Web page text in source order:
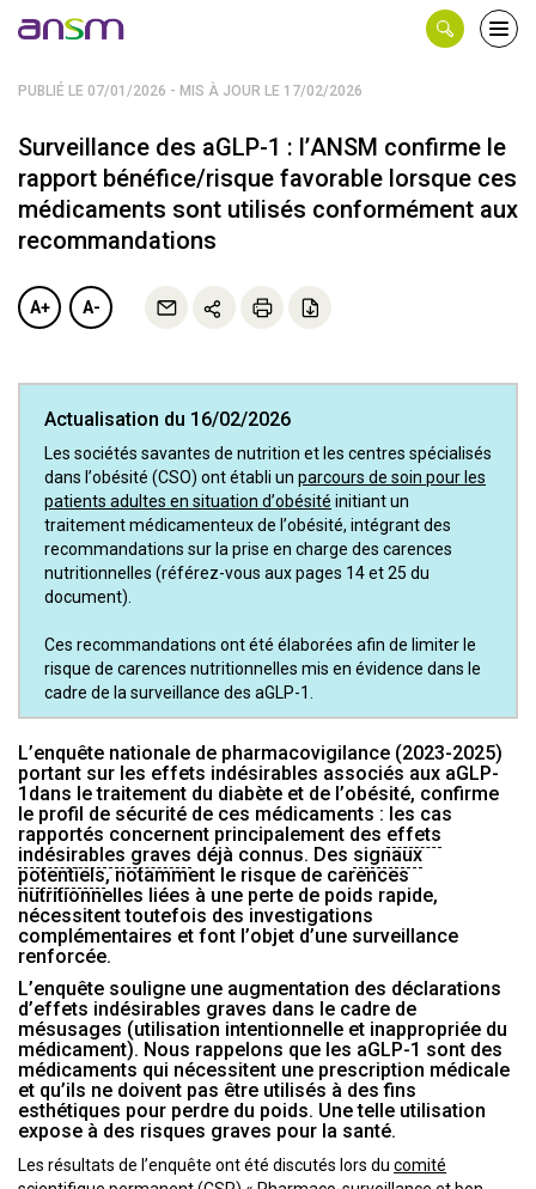
PUBLIÉ LE 07/01/2026 - MIS À JOUR LE 17/02/2026
Surveillance des aGLP-1 : l’ANSM confirme le
rapport bénéfice/risque favorable lorsque ces
médicaments sont utilisés conformément aux
recommandations
A+ A-
Actualisation du 16/02/2026
Les sociétés savantes de nutrition et les centres spécialisés
dans l’obésité (CSO) ont établi un parcours de soin pour les
patients adultes en situation d’obésité initiant un
traitement médicamenteux de l’obésité, intégrant des
recommandations sur la prise en charge des carences
nutritionnelles (référez-vous aux pages 14 et 25 du
document).
Ces recommandations ont été élaborées afin de limiter le
risque de carences nutritionnelles mis en évidence dans le
cadre de la surveillance des aGLP-1.
L’enquête nationale de pharmacovigilance (2023-2025)
portant sur les effets indésirables associés aux aGLP-
1dans le traitement du diabète et de l’obésité, confirme
le profil de sécurité de ces médicaments : les cas
rapportés concernent principalement des effets
indésirables graves déjà connus. Des signaux
potentiels, notamment le risque de carences
nutritionnelles liées à une perte de poids rapide,
nécessitent toutefois des investigations
complémentaires et font l’objet d’une surveillance
renforcée.
L’enquête souligne une augmentation des déclarations
d’effets indésirables graves dans le cadre de
mésusages (utilisation intentionnelle et inappropriée du
médicament). Nous rappelons que les aGLP-1 sont des
médicaments qui nécessitent une prescription médicale
et qu’ils ne doivent pas être utilisés à des fins
esthétiques pour perdre du poids. Une telle utilisation
expose à des risques graves pour la santé.
Les résultats de l’enquête ont été discutés lors du comité